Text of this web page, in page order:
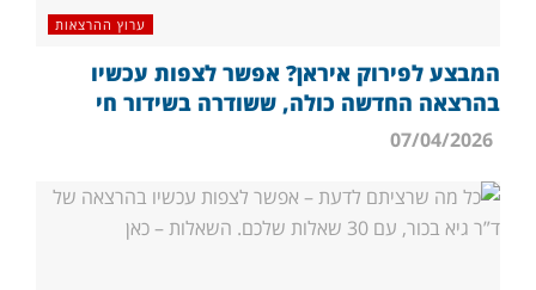
ערוץ ההרצאות
המבצע לפירוק איראן? אפשר לצפות עכשיו
בהרצאה החדשה כולה, ששודרה בשידור חי